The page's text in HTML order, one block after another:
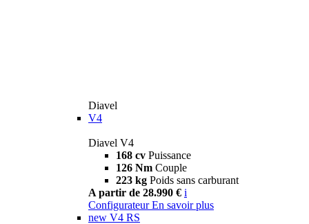
Diavel
V4
Diavel V4
168 cv Puissance
126 Nm Couple
223 kg Poids sans carburant
A partir de 28.990 € i
Configurateur En savoir plus
new V4 RS